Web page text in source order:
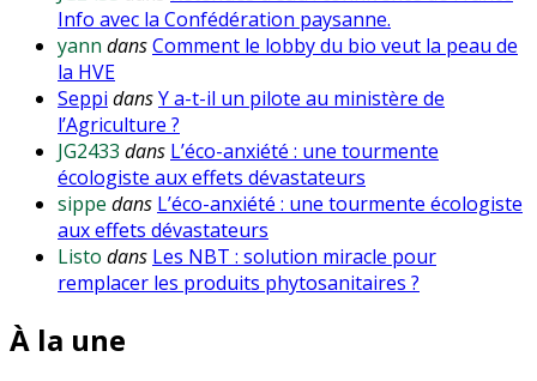
Info avec la Confédération paysanne.
yann dansComment le lobby du bio veut la peau de
la HVE
Seppi dansY a-t-il un pilote au ministère de
l’Agriculture ?
JG2433 dans L’éco-anxiété : une tourmente
écologiste aux effets dévastateurs
sippe dans L’éco-anxiété : une tourmente écologiste
aux effets dévastateurs
Listo dans Les NBT : solution miracle pour
remplacer les produits phytosanitaires ?
À la une